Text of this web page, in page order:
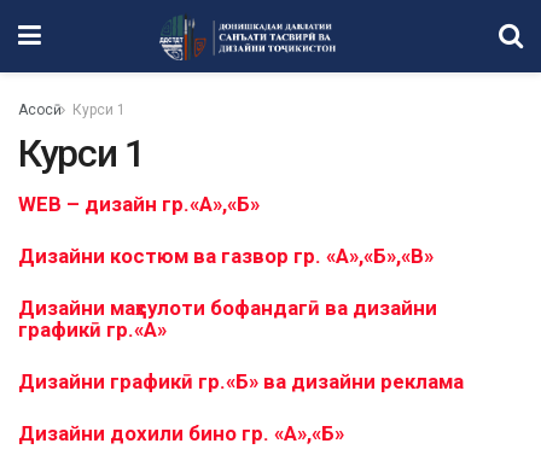
Асосӣ Курси 1
Курси 1
WEB – дизайн гр.«А»,«Б»
Дизайни костюм ва газвор гр. «А»,«Б»,«В»
Дизайни маҳсулоти бофандагӣ ва дизайни
графикӣ гр.«А»
Дизайни графикӣ гр.«Б» ва дизайни реклама
Дизайни дохили бино гр. «А»,«Б»